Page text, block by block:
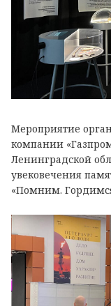
Мероприятие
компании
Ленинградской
увековечения
«Помним.